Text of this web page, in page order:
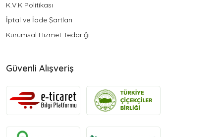
K.V.K Politikası
İptal ve İade Şartları
Kurumsal Hizmet Tedariği
Güvenli Alışveriş